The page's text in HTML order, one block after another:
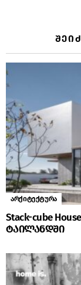
არქიტექტურა
Stack-cube
ტაილანდში